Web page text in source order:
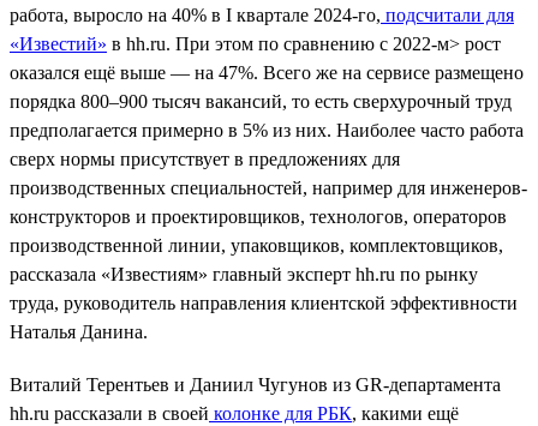
работа, выросло на 40% в I квартале 2024-го, подсчитали для
«Известий» в hh.ru. При этом по сравнению с 2022-м> рост
оказался ещё выше — на 47%. Всего же на сервисе размещено
порядка 800–900 тысяч вакансий, то есть сверхурочный труд
предполагается примерно в 5% из них. Наиболее часто работа
сверх нормы присутствует в предложениях для
производственных специальностей, например для инженеров-
конструкторов и проектировщиков, технологов, операторов
производственной линии, упаковщиков, комплектовщиков,
рассказала «Известиям» главный эксперт hh.ru по рынку
труда, руководитель направления клиентской эффективности
Наталья Данина.
Виталий Терентьев и Даниил Чугунов из GR-департамента
hh.ru рассказали в своей колонке для РБК, какими ещё